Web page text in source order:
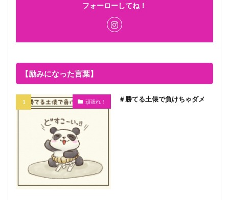
フォーローしてね！
【励みになった言葉】
頑張れ！ ＃勝てる土俵で負けちゃダメ